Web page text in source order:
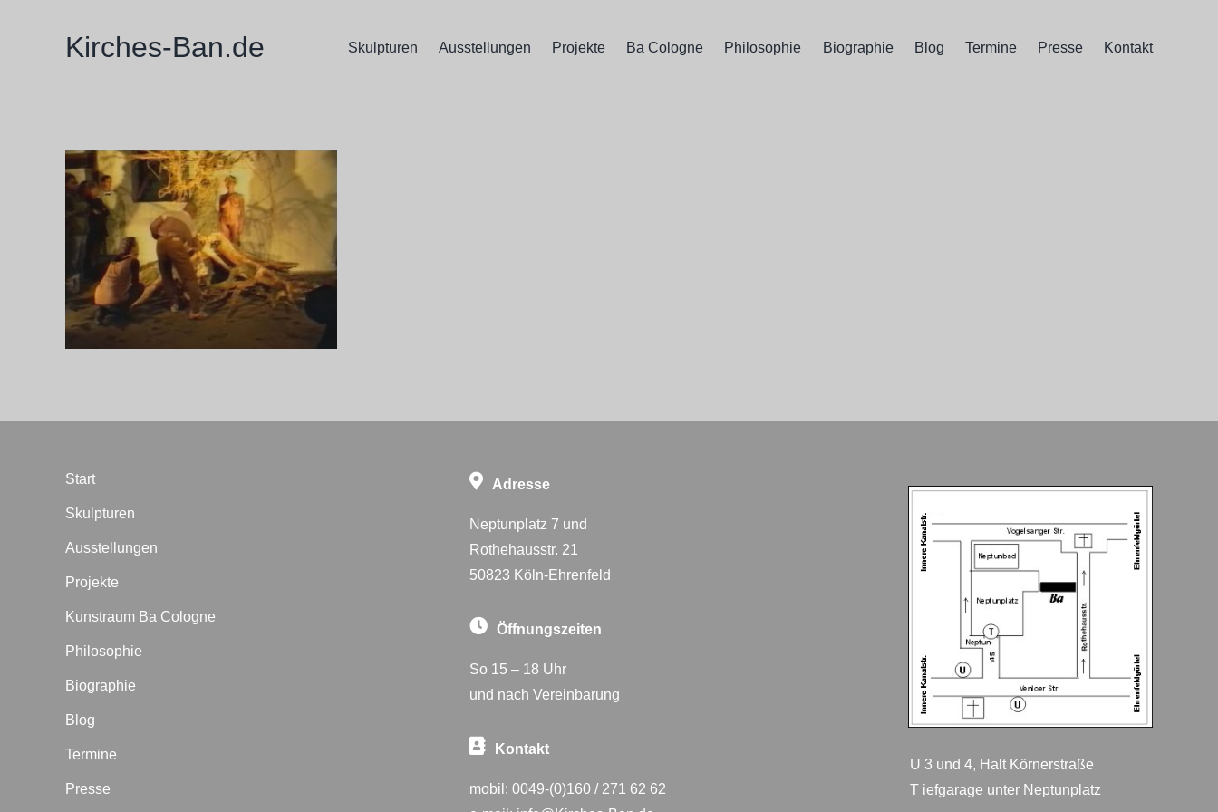
Kirches-Ban.de Skulpturen Ausstellungen Projekte Ba Cologne Philosophie Biographie Blog Termine Presse Kontakt
Start
Skulpturen
Ausstellungen
Projekte
Kunstraum Ba Cologne
Philosophie
Biographie
Blog
Termine
Presse
Adresse
Neptunplatz 7 und
Rothehausstr. 21
50823 Köln-Ehrenfeld
Öffnungszeiten
So 15 – 18 Uhr
und nach Vereinbarung
Kontakt
mobil: 0049-(0)160 / 271 62 62
U 3 und 4, Halt Körnerstraße
T iefgarage unter Neptunplatz